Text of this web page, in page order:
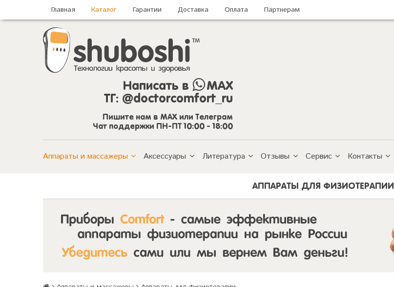
Главная Каталог Гарантии Доставка Оплата Партнерам
Написать в
MAX
ТГ: @doctorcomfort_ru
Пишите нам в MAX или Телеграм
Чат поддержки ПН-ПТ 10:00 - 18:00
Аппараты и массажеры Аксессуары Литература Отзывы Сервис Контакты
АППАРАТЫ ДЛЯ ФИЗИОТЕРАПИИ